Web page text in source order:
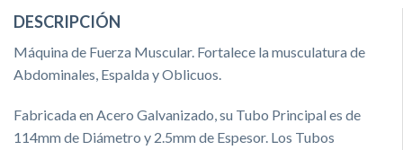
DESCRIPCIÓN
Máquina de Fuerza Muscular. Fortalece la musculatura de
Abdominales, Espalda y Oblicuos.
Fabricada en Acero Galvanizado, su Tubo Principal es de
114mm de Diámetro y 2.5mm de Espesor. Los Tubos